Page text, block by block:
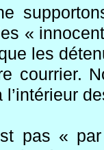
«
les
courrier.
l’intérieur
pas «